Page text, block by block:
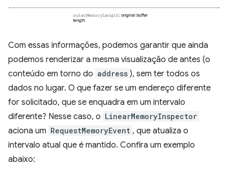
Com essas informações, podemos garantir que ainda
podemos renderizar a mesma visualização de antes (o
conteúdo em torno do address ), sem ter todos os
dados no lugar. O que fazer se um endereço diferente
for solicitado, que se enquadra em um intervalo
diferente? Nesse caso, o LinearMemoryInspector
aciona um RequestMemoryEvent , que atualiza o
intervalo atual que é mantido. Confira um exemplo
abaixo: